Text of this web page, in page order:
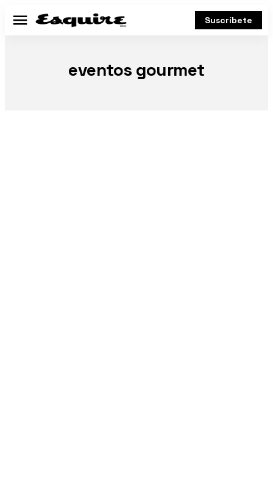
Menú Suscríbete
eventos gourmet